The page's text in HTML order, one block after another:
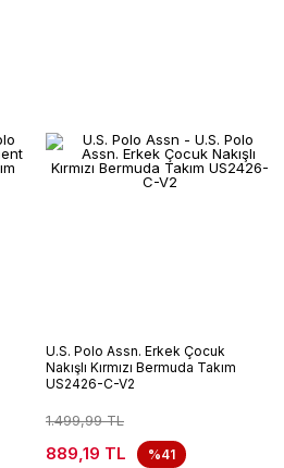
U.S. Polo Assn. Erkek Çocuk
Nakışlı Kırmızı Bermuda Takım
US2426-C-V2
1.499,99 TL
889,19 TL %41